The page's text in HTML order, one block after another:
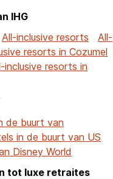
IHG
All-inclusive resorts
All-
resorts in Cozumel
inclusive resorts in
de buurt van
in de buurt van US
Disney World
tot luxe retraites